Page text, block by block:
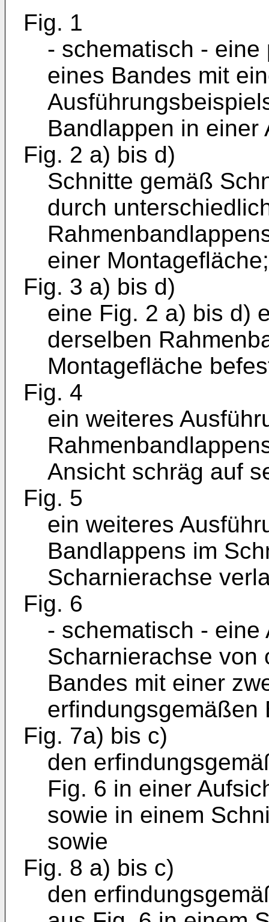
Fig. 1
- schematisch -
eines Bandes mit
Bandlappen in
Fig. 2 a) bis d)
Schnitte gemäß
durch
einer Montagefläche;
Fig. 3 a) bis d)
eine Fig. 2 a) bis d)
derselben
Montagefläche
Fig. 4
ein weiteres
Ansicht schräg auf
Fig. 5
ein weiteres
Bandlappens im
Scharnierachse
Fig. 6
- schematisch -
Scharnierachse von
Bandes mit einer
erfindungsgemäßen
Fig. 7a) bis c)
den
Fig. 6 in einer
sowie in einem
sowie
Fig. 8 a) bis c)
den